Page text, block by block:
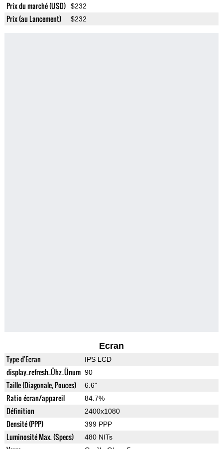
Prix du marché (USD) $232
Prix (au Lancement) $232
Ecran
Type d'Ecran IPS LCD
display_refresh_Ühz_Ünum 90
Taille (Diagonale, Pouces) 6.6"
Ratio écran/appareil 84.7%
Définition 2400x1080
Densité (PPP) 399 PPP
Luminosité Max. (Specs) 480 NITs